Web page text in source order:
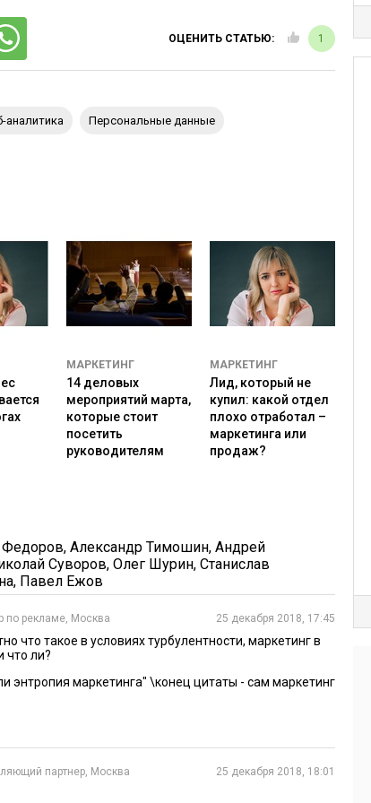
писал еще в 1999 году,
на современном рынке идет гораздо,
ранее. Больше нет места неторопливым
– и не за год, а ежедневно.
постановка и проверка гипотез. Инновации
не только для потребителей, но и для бизнеса.
данные,все ринулись их собирать и
будто вирус, мобильные приложения тем более, и
подробной информации не дает преимущества само
чужую коробку с визитками вместо
выстраиванию отношений. Главное отличие
учета вышла на новый уровень. Теперь
разрабатывают высшую математику маркетинга.
все более и более уместные, заманчивые
от рекламы, которая тоже набирает обороты,
агрессивного натиска продавцов, они
для прямого контакта с потребителями.
скорость доставки сообщений выше, есть
– а реальных шансов достучаться до кого-
меньше. Потому что мы живем далеко за порогом
Люди уже не радуются, когда незнакомые
ОЦЕНИТЬ СТАТЬЮ: 1
аналитика персональные данные
МАРКЕТИНГ
14 деловых
мероприятий марта,
которые стоит
посетить
руководителям
МАРКЕТИНГ
Лид, который не
купил: какой отдел
плохо отработал –
маркетинга или
продаж?
, Александр Тимошин, Андрей
Суворов, Олег Шурин, Станислав
, Павел Ежов
по рекламе, Москва 25 декабря 2018, 17:45
что такое в условиях турбулентности, маркетинг в
что ли?
энтропия маркетинга" \конец цитаты - сам маркетинг
партнер, Москва 25 декабря 2018, 18:01